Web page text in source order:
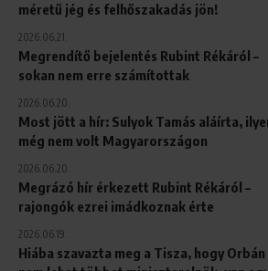
méretű jég és felhőszakadás jön!
2026.06.21.
Megrendítő bejelentés Rubint Rékáról –
sokan nem erre számítottak
2026.06.20.
Most jött a hír: Sulyok Tamás aláírta,
még nem volt Magyarországon
2026.06.20.
Megrázó hír érkezett Rubint Rékáról –
rajongók ezrei imádkoznak érte
2026.06.19.
Hiába szavazta meg a Tisza, hogy Orbán